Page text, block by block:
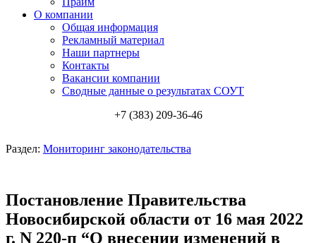
О компании
Общая информация
Рекламный материал
Наши партнеры
Контакты
Вакансии компании
Сводные данные о результатах СОУТ
+7 (383) 209-36-46
Раздел: Мониторинг законодательства
Постановление Правительства
Новосибирской области от 16 мая 2022
г. N 220-п “О внесении изменений в